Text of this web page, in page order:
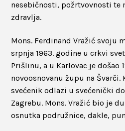
nesebičnosti, požrtvovnosti te
zdravlja.
Mons. Ferdinand Vražić svoju
srpnja 1963. godine u crkvi
Prišlinu, a u Karlovac je došao
novoosnovanu župu na Švarči.
svećenik odlazi u svećenički
Zagrebu. Mons. Vražić bio je
osnutka podružnice, dakle,